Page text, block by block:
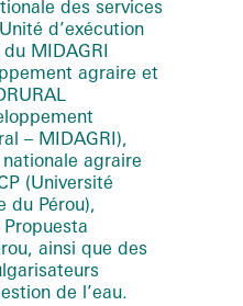
des services
d’exécution
MIDAGRI
agraire et
– MIDAGRI),
agraire
(Université
du Pérou),
ainsi que des
de l’eau.